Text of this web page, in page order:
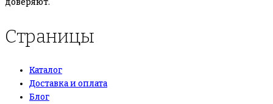
доверяют.
Страницы
Каталог
Доставка и оплата
Блог